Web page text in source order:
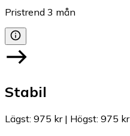
Pristrend 3 mån
Stabil
Lägst: 975 kr| Högst: 975 kr